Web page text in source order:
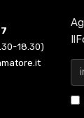
18.30)